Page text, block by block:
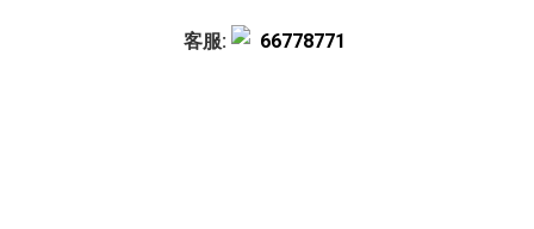
客服: 66778771